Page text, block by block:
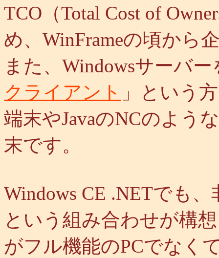
TCO（Total Cost of
め、WinFrameの頃から
また、Windowsサーバ
クライアント 」という
端末やJavaのNCのよう
末です。
Windows CE .NETでも
という組み合わせが構
がフル機能のPCでなく